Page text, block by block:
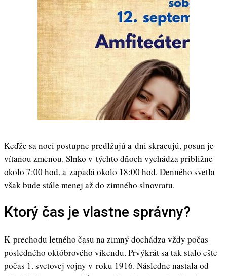
Keďže sa noci postupne predlžujú a dni skracujú, posun je
vítanou zmenou. Slnko v týchto dňoch vychádza približne
okolo 7:00 hod. a zapadá okolo 18:00 hod. Denného svetla
však bude stále menej až do zimného slnovratu.
Ktorý čas je vlastne správny?
K prechodu letného času na zimný dochádza vždy počas
posledného októbrového víkendu. Prvýkrát sa tak stalo ešte
počas 1. svetovej vojny v roku 1916. Následne nastala od